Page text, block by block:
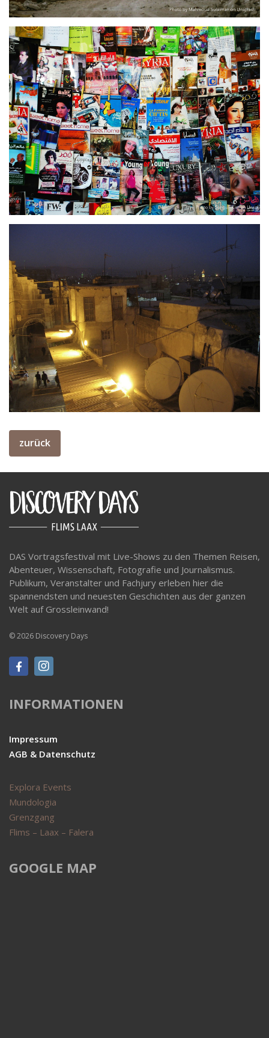
zurück
DAS Vortragsfestival mit Live-Shows zu den Themen Reisen,
Abenteuer, Wissenschaft, Fotografie und Journalismus.
Publikum, Veranstalter und Fachjury erleben hier die
spannendsten und neuesten Geschichten aus der ganzen
Welt auf Grossleinwand!
© 2026 Discovery Days
INFORMATIONEN
Impressum
AGB & Datenschutz
Explora Events
Mundologia
Grenzgang
Flims – Laax – Falera
GOOGLE MAP